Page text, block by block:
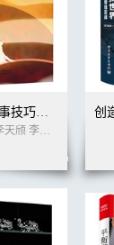
扣人心弦：游戏叙事技巧与实践
Evan Skolnick (作者) 李天颀 李享 (译者)